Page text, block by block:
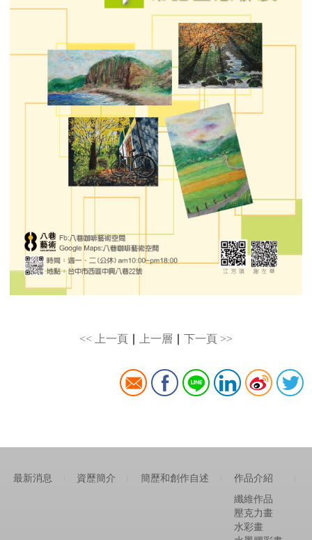
<< 上一頁∣ 上一層 下一頁 >>
最新消息 資歷簡介 簡歷和創作自述
作品介紹
纖維作品
壓克力畫
水彩畫